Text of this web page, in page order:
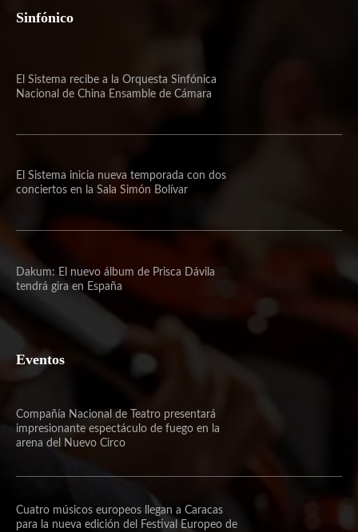
Sinfónico
El Sistema recibe a la Orquesta Sinfónica
Nacional de China Ensamble de Cámara
El Sistema inicia nueva temporada con dos
conciertos en la Sala Simón Bolívar
Dakum: El nuevo álbum de Prisca Dávila
tendrá gira en España
Eventos
Compañía Nacional de Teatro presentará
impresionante espectáculo de fuego en la
arena del Nuevo Circo
Cuatro músicos europeos llegan a Caracas
para la nueva edición del Festival Europeo de